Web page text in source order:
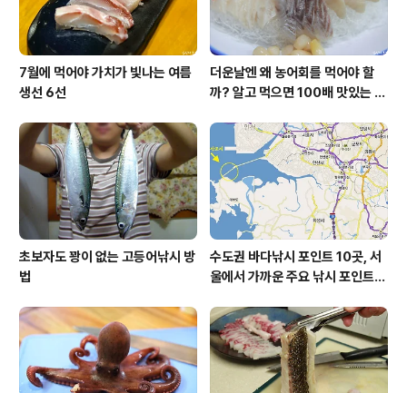
7월에 먹어야 가치가 빛나는 여름
생선 6선
더운날엔 왜 농어회를 먹어야 할
까? 알고 먹으면 100배 맛있는 농
초보자도 꽝이 없는 고등어낚시 방
법
수도권 바다낚시 포인트 10곳, 서
울에서 가까운 주요 낚시 포인트